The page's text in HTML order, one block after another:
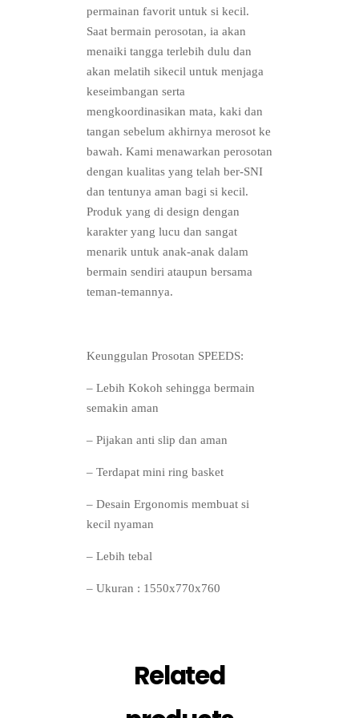
permainan favorit untuk si kecil.
Saat bermain perosotan, ia akan
menaiki tangga terlebih dulu dan
akan melatih sikecil untuk menjaga
keseimbangan serta
mengkoordinasikan mata, kaki dan
tangan sebelum akhirnya merosot ke
bawah. Kami menawarkan perosotan
dengan kualitas yang telah ber-SNI
dan tentunya aman bagi si kecil.
Produk yang di design dengan
karakter yang lucu dan sangat
menarik untuk anak-anak dalam
bermain sendiri ataupun bersama
teman-temannya.
Keunggulan Prosotan SPEEDS:
– Lebih Kokoh sehingga bermain
semakin aman
– Pijakan anti slip dan aman
– Terdapat mini ring basket
– Desain Ergonomis membuat si
kecil nyaman
– Lebih tebal
– Ukuran : 1550x770x760
Related